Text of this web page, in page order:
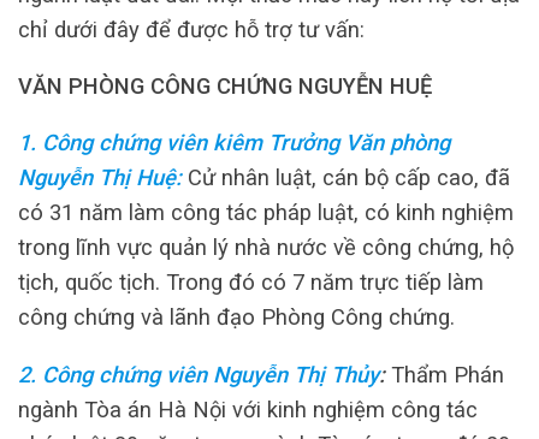
chỉ dưới đây để được hỗ trợ tư vấn:
VĂN PHÒNG CÔNG CHỨNG NGUYỄN HUỆ
1. Công chứng viên kiêm Trưởng Văn phòng
Nguyễn Thị Huệ: Cử nhân luật, cán bộ cấp cao, đã
có 31 năm làm công tác pháp luật, có kinh nghiệm
trong lĩnh vực quản lý nhà nước về công chứng, hộ
tịch, quốc tịch. Trong đó có 7 năm trực tiếp làm
công chứng và lãnh đạo Phòng Công chứng.
2. Công chứng viên Nguyễn Thị Thủy:Thẩm Phán
ngành Tòa án Hà Nội với kinh nghiệm công tác